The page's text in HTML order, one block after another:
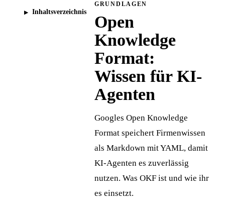
Inhaltsverzeichnis
GRUNDLAGEN
Open
Knowledge
Format:
Wissen für KI-
Agenten
Googles Open Knowledge
Format speichert Firmenwissen
als Markdown mit YAML, damit
KI-Agenten es zuverlässig
nutzen. Was OKF ist und wie ihr
es einsetzt.